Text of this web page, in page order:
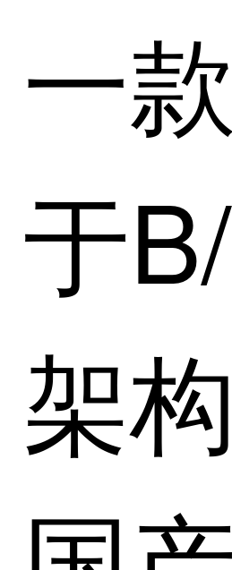
一
于
架